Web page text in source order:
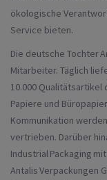
ökologische
Service bieten.
Die deutsche Tochter
Mitarbeiter. Täglich
10.000
Papiere und
Kommunikation
vertrieben. Darüber
Industrial Packaging
Antalis Verpackungen